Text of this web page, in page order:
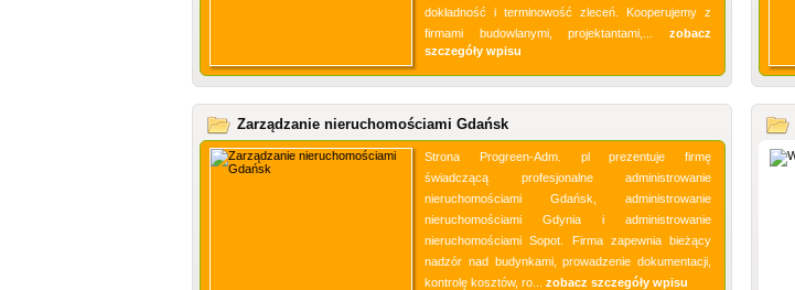
dokładność i terminowość zleceń. Kooperujemy z
firmami budowlanymi, projektantami,... zobacz
szczegóły wpisu
Zarządzanie nieruchomościami Gdańsk
Strona Progreen-Adm. pl prezentuje firmę
świadczącą profesjonalne administrowanie
nieruchomościami Gdańsk, administrowanie
nieruchomościami Gdynia i administrowanie
nieruchomościami Sopot. Firma zapewnia bieżący
nadzór nad budynkami, prowadzenie dokumentacji,
kontrolę kosztów, ro... zobacz szczegóły wpisu